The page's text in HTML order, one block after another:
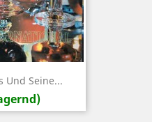
Und Seine...